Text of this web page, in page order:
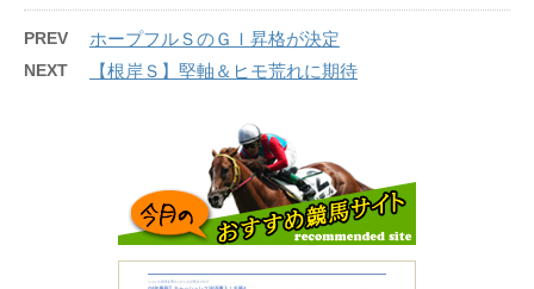
PREV ホープフルＳのＧＩ昇格が決定
NEXT 【根岸Ｓ】堅軸＆ヒモ荒れに期待